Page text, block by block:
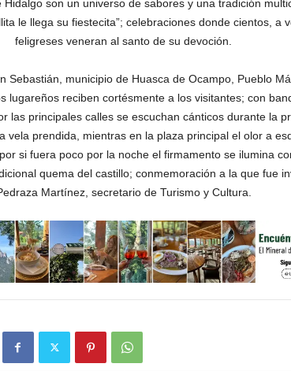
son un universo de sabores y una tradición
le llega su fiestecita”; celebraciones donde cientos, a
feligreses veneran al santo de su devoción.
Sebastián, municipio de Huasca de Ocampo, Pueblo
lugareños reciben cortésmente a los visitantes; con
las principales calles se escuchan cánticos durante la
vela prendida, mientras en la plaza principal el olor a
si fuera poco por la noche el firmamento se ilumina
quema del castillo; conmemoración a la que fue
Martínez, secretario de Turismo y Cultura.